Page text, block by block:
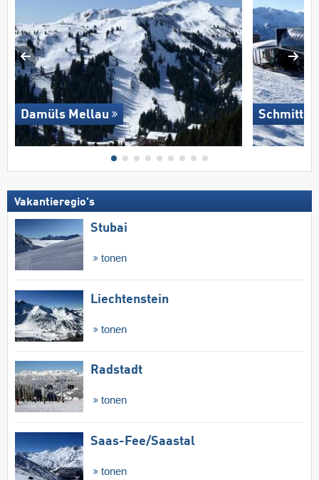
Damüls Mellau Schmitten
Vakantieregio's
Stubai
tonen
Liechtenstein
tonen
Radstadt
tonen
Saas-Fee/​Saastal
tonen